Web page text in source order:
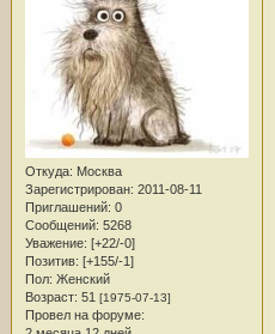
Откуда: Москва
Зарегистрирован: 2011-08-11
Приглашений: 0
Сообщений: 5268
Уважение: [+22/-0]
Позитив: [+155/-1]
Пол: Женский
Возраст: 51 [1975-07-13]
Провел на форуме: